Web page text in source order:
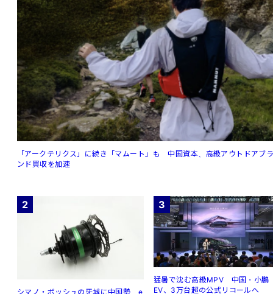
「アークテリクス」に続き「マムート」も 中国資本、高級アウトドアブ
ンド買収を加速
2
シマノ・ボッシュの牙城に中国勢 e
3
猛暑で沈む高級MPV 中国・小鵬
EV、3万台超の公式リコールへ